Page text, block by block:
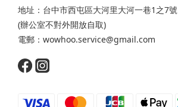
地址：台中市西屯區大河里大河一巷1之7號
(辦公室不對外開放自取)
電郵：wowhoo.service@gmail.com